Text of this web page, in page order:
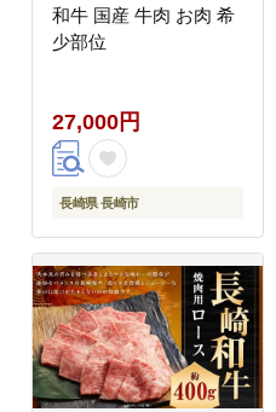
和牛 国産 牛肉 お肉 希
少部位
27,000円
長崎県 長崎市